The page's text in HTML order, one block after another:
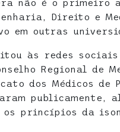
não é o primeiro
Direito e
em outras
às redes
Regional de
dos Médicos de
publicamente,
princípios da